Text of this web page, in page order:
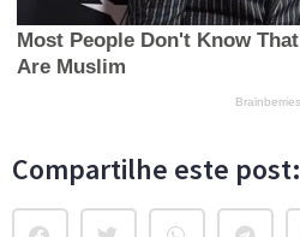
Compartilhe este post: